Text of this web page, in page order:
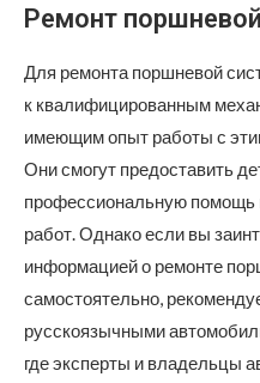
Ремонт
Для ремонта поршневой
к квалифицированным
имеющим опыт работы с
Они смогут предоставить
профессиональную помощь
работ. Однако если вы
информацией о ремонте
самостоятельно,
русскоязычными
где эксперты и владельцы